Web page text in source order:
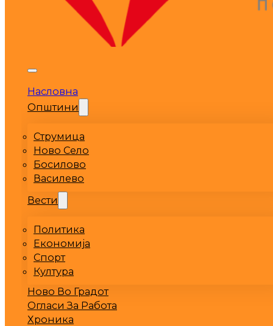
Насловна
Општини
Струмица
Ново Село
Босилово
Василево
Вести
Политика
Економија
Спорт
Култура
Ново Во Градот
Огласи За Работа
Хроника